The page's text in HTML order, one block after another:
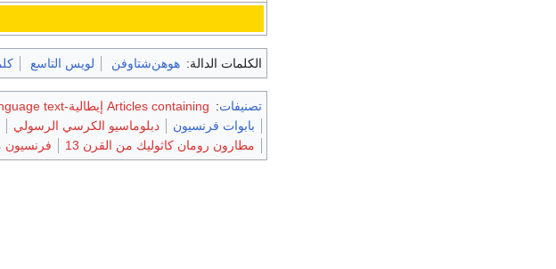
الكلمات الدالة: هوهن‌شتاوفن لويس التاسع
تصنيفات: Articles containing إيطالية-language text
بابوات فرنسيون
دبلوماسيو الكرسي الرسولي
مطارون رومان كاثوليك من القرن 13
فرنسيون